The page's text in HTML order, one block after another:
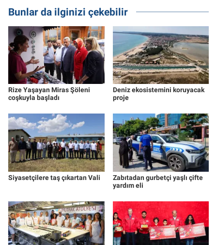
Bunlar da ilginizi çekebilir
Rize Yaşayan Miras Şöleni
coşkuyla başladı
Deniz ekosistemini koruyacak
proje
Siyasetçilere taş çıkartan Vali
Zabıtadan gurbetçi yaşlı çifte
yardım eli